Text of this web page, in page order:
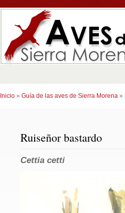
Inicio » Guía de las aves de Sierra Morena »
Ruiseñor bastardo
Cettia cetti